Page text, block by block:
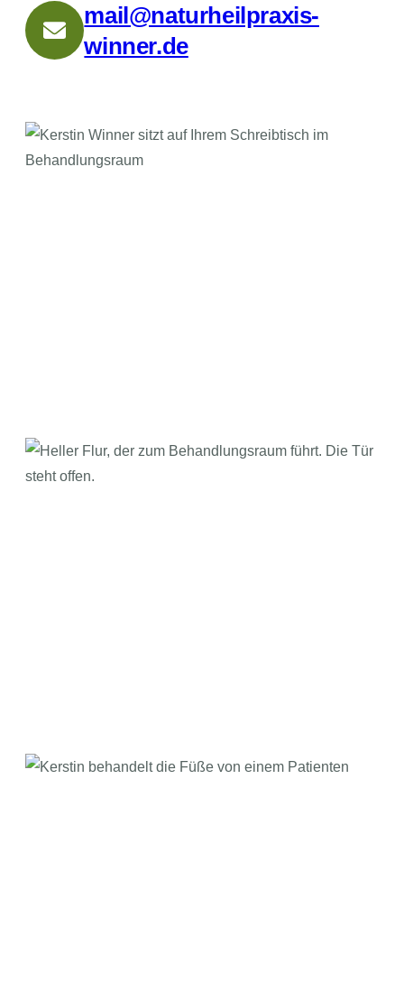
mail@naturheilpraxis-
winner.de